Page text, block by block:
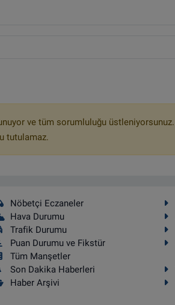
ve tüm sorumluluğu üstleniyorsunuz.
tutulamaz.
Nöbetçi Eczaneler
Hava Durumu
Trafik Durumu
Puan Durumu ve Fikstür
Tüm Manşetler
Son Dakika Haberleri
Haber Arşivi